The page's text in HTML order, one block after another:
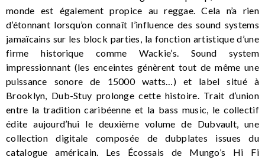
monde est également propice au reggae. Cela n’a rien
d’étonnant lorsqu’on connaît l’influence des sound systems
jamaïcains sur les block parties, la fonction artistique d’une
firme historique comme Wackie’s. Sound system
impressionnant (les enceintes génèrent tout de même une
puissance sonore de 15000 watts…) et label situé à
Brooklyn, Dub-Stuy prolonge cette histoire. Trait d’union
entre la tradition caribéenne et la bass music, le collectif
édite aujourd’hui le deuxième volume de Dubvault, une
collection digitale composée de dubplates issues du
catalogue américain. Les Écossais de Mungo’s Hi Fi